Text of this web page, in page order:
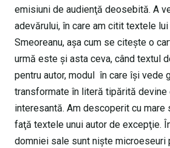
emisiuni de audienţă deosebită. A
adevărului, în care am citit textele lui
Smeoreanu, aşa cum se citeşte o
urmă este şi asta ceva, când textul
pentru autor, modul în care îşi vede
transformate în literă tipărită devine
interesantă. Am descoperit cu
faţă textele unui autor de excepţie.
domniei sale sunt nişte microeseuri